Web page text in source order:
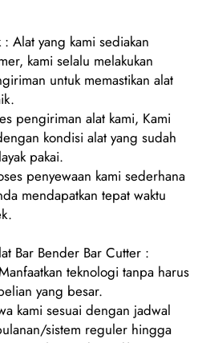
Alat yang kami sediakan
kami selalu melakukan
untuk memastikan alat
pengiriman alat kami, Kami
kondisi alat yang sudah
pakai.
penyewaan kami sederhana
mendapatkan tepat waktu
Bar Bender Bar Cutter :
teknologi tanpa harus
yang besar.
kami sesuai dengan jadwal
sistem reguler hingga